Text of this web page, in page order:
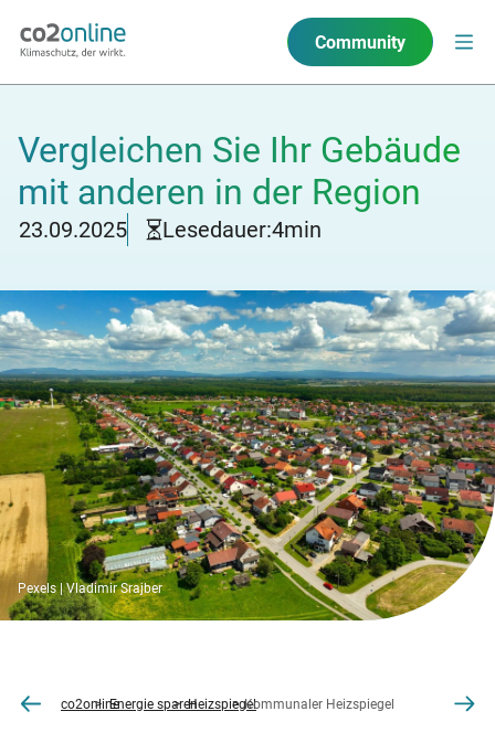
Community
Vergleichen Sie Ihr Gebäude
mit anderen in der Region
23.09.2025 Lesedauer:4min
Pexels | Vladimir Srajber
co2onlineEnergie sparenHeizspiegelKommunaler Heizspiegel